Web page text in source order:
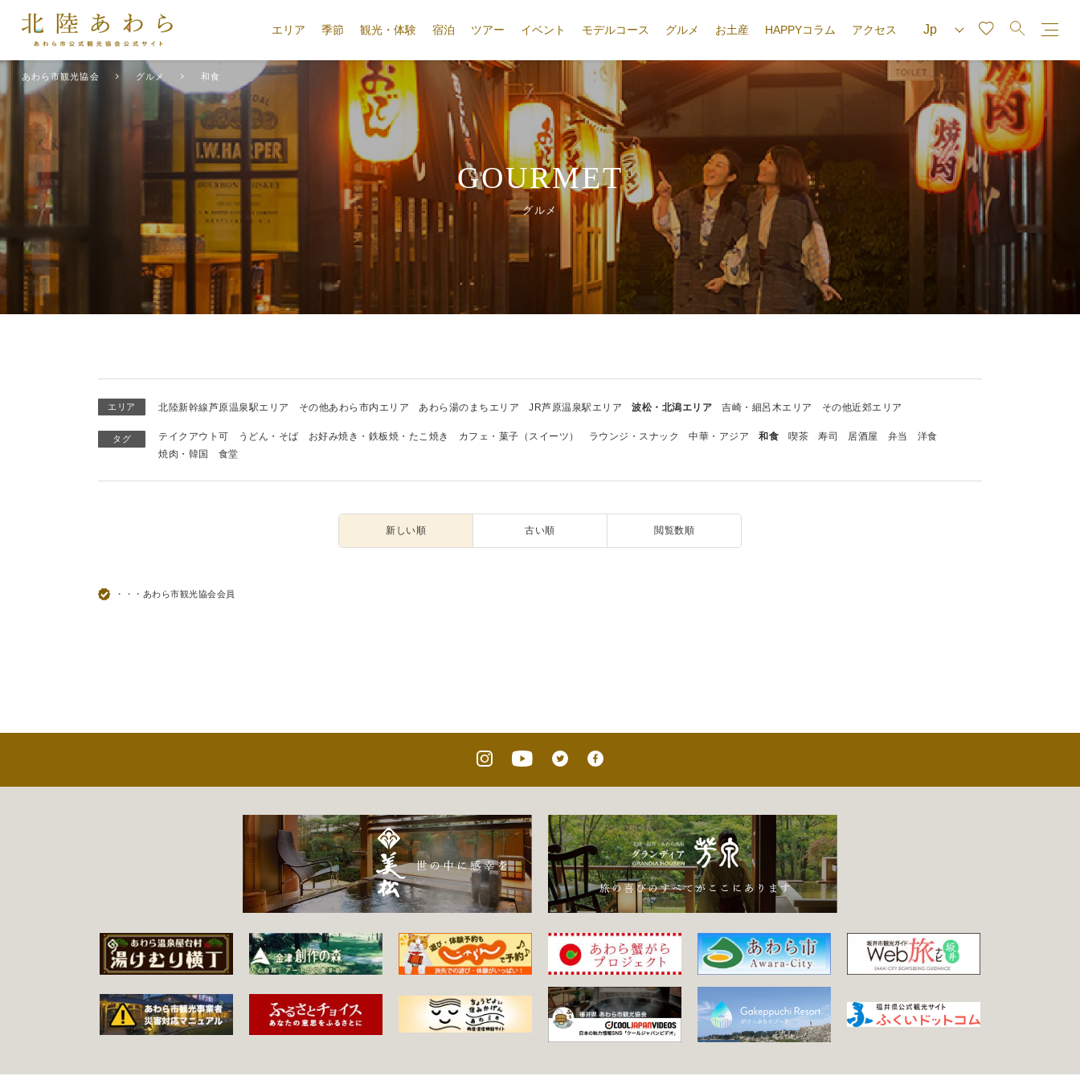
エリア 季節 観光・体験 宿泊 ツアー イベント モデルコース グルメ お土産 HAPPYコラム アクセス
あわら市観光協会 グルメ 和食
GOURMET
グルメ
エリア 北陸新幹線芦原温泉駅エリア その他あわら市内エリア あわら湯のまちエリア JR芦原温泉駅エリア 波松・北潟エリア 吉崎・細呂木エリア その他近郊エリア
タグ テイクアウト可 うどん・そば お好み焼き・鉄板焼・たこ焼き カフェ・菓子（スイーツ） ラウンジ・スナック 中華・アジア 和食 喫茶 寿司 居酒屋 弁当
洋食
焼肉・韓国
食堂
新しい順 古い順 閲覧数順
・・・あわら市観光協会会員